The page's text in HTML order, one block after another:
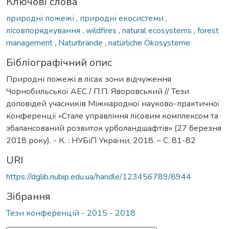
природні пожежі , природні екосистеми ,
лісовпорядкування , wildfires , natural ecosystems , forest
management, Naturbrände , natürliche Ökosysteme
Бібліографічний опис
Природні пожежі в лісах зони відчуження
Чорнобильської АЕС / П.П. Яворовський // Тези
доповідей учасників Міжнародної науково-практичної
конференції «Стале управління лісовим комплексом та
збалансований розвиток урболандшафтів» (27 березня
2018 року). - К. : НУБіП України, 2018. – С. 81-82
URI
https://dglib.nubip.edu.ua/handle/123456789/8944
Зібрання
Тези конференцій - 2015 - 2018